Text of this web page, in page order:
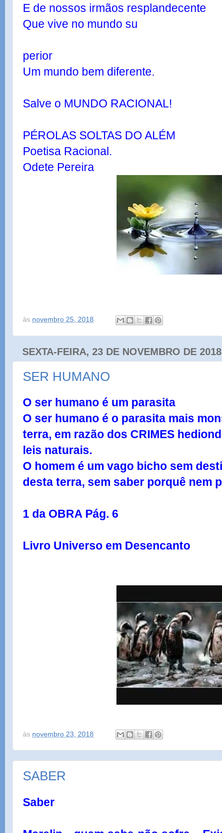
E de nossos irmãos resplandecente
Que vive no mundo su
perior
Um mundo bem diferente.
Salve o MUNDO RACIONAL!
PÉROLAS SOLTAS DO ALÉM
Poetisa Racional.
Odete Pereira
às novembro 25, 2018
SEXTA-FEIRA, 23 DE NOVEMBRO DE 2018
SER HUMANO
O ser humano é um parasita
O ser humano é o parasita mais
terra, em razão dos CRIMES
leis naturais.
O homem é um vago bicho sem
desta terra, sem saber porquê nem
1 da OBRA Pág. 6
Livro Universo em Desencanto
às novembro 23, 2018
SABER
Saber